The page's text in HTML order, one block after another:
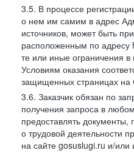
3.5. В процессе
о нем им самим в адрес
источников, может быть
расположенным по адресу
те или иные ограничения
Условиям оказания
защищенных страницах на
3.6. Заказчик обязан по
получения запроса в
предоставлять документы,
о трудовой деятельности
на сайте gosuslugi.ru и/